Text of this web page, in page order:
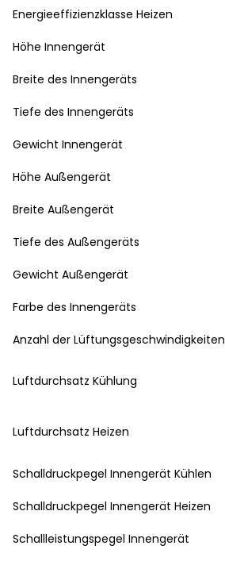
Energieeffizienzklasse Heizen
Höhe Innengerät
Breite des Innengeräts
Tiefe des Innengeräts
Gewicht Innengerät
Höhe Außengerät
Breite Außengerät
Tiefe des Außengeräts
Gewicht Außengerät
Farbe des Innengeräts
Anzahl der Lüftungsgeschwindigkeiten
Luftdurchsatz Kühlung
Luftdurchsatz Heizen
Schalldruckpegel Innengerät Kühlen
Schalldruckpegel Innengerät Heizen
Schallleistungspegel Innengerät